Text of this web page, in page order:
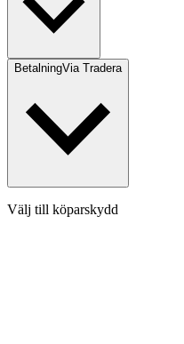
BetalningVia Tradera
Välj till köparskydd